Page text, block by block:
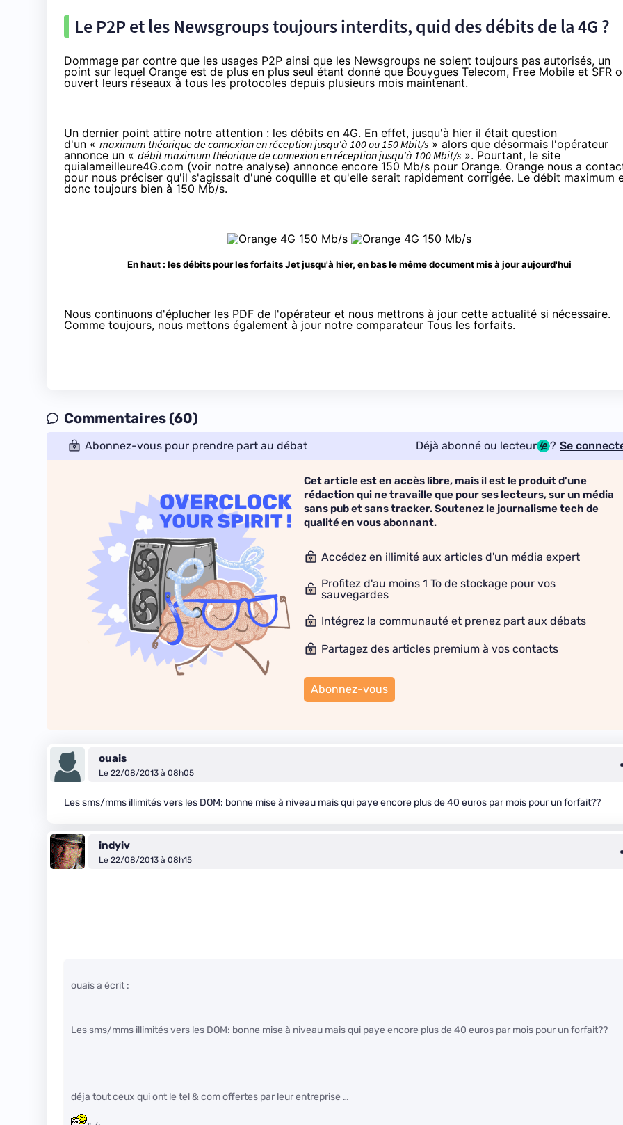
Le P2P et les Newsgroups toujours interdits, quid des débits de la 4G ?
Dommage par contre que les usages P2P ainsi que les Newsgroups ne soient toujours pas autorisés, un
point sur lequel Orange est de plus en plus seul étant donné que Bouygues Telecom, Free Mobile et SFR
ouvert leurs réseaux à tous les protocoles depuis plusieurs mois maintenant.
Un dernier point attire notre attention : les débits en 4G. En effet, jusqu'à hier il était question
d'un « maximum théorique de connexion en réception jusqu'à 100 ou 150 Mbit/s » alors que désormais l'opérateur
annonce un « débit maximum théorique de connexion en réception jusqu’à 100 Mbit/s ». Pourtant, le site
quialameilleure4G.com (voir notre analyse) annonce encore 150 Mb/s pour Orange. Orange nous a
pour nous préciser qu'il s'agissait d'une coquille et qu'elle serait rapidement corrigée. Le débit maximum
donc toujours bien à 150 Mb/s.
En haut : les débits pour les forfaits Jet jusqu'à hier, en bas le même document mis à jour aujourd'hui
Nous continuons d'éplucher les PDF de l'opérateur et nous mettrons à jour cette actualité si nécessaire.
Comme toujours, nous mettons également à jour notre comparateur Tous les forfaits.
Commentaires (60)
Abonnez-vous pour prendre part au débat Déjà abonné ou lecteur ? Se
Cet article est en accès libre, mais il est le produit d'une
rédaction qui ne travaille que pour ses lecteurs, sur un média
sans pub et sans tracker. Soutenez le journalisme tech de
qualité en vous abonnant.
Accédez en illimité aux articles d'un média expert
Profitez d'au moins 1 To de stockage pour vos
sauvegardes
Intégrez la communauté et prenez part aux débats
Partagez des articles premium à vos contacts
Abonnez-vous
ouais
Le 22/08/2013 à 08h05
Les sms/mms illimités vers les DOM: bonne mise à niveau mais qui paye encore plus de 40 euros par mois pour un forfait??
indyiv
Le 22/08/2013 à 08h15
ouais a écrit :
Les sms/mms illimités vers les DOM: bonne mise à niveau mais qui paye encore plus de 40 euros par mois pour un forfait??
déja tout ceux qui ont le tel & com offertes par leur entreprise …